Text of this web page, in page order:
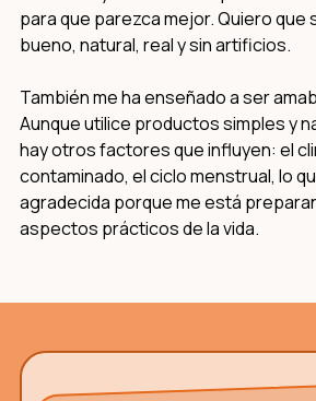
para que parezca mejor. Quiero que
bueno, natural, real y sin artificios.
También me ha enseñado a ser
Aunque utilice productos simples y
hay otros factores que influyen: el
contaminado, el ciclo menstrual, lo
agradecida porque me está
aspectos prácticos de la vida.